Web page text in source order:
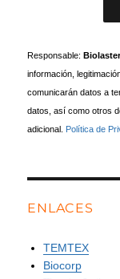
Responsable:
información,
comunicarán datos a
datos, así como otros
adicional. Política de
ENLACES
TEMTEX
Biocorp